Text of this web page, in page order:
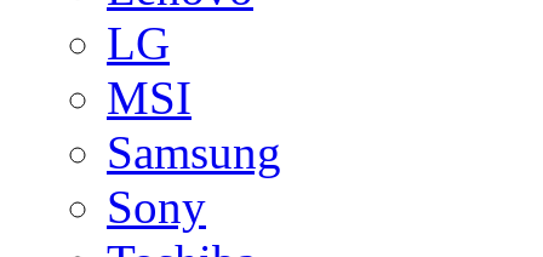
LG
MSI
Samsung
Sony